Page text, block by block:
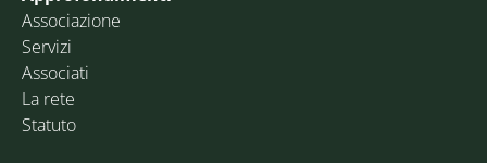
Associazione
Servizi
Associati
La rete
Statuto